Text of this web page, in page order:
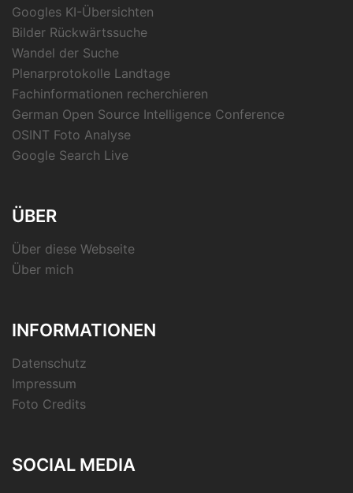
Googles KI-Übersichten
Bilder Rückwärtssuche
Wandel der Suche
Plenarprotokolle Landtage
Fachinformationen recherchieren
German Open Source Intelligence Conference
OSINT Foto Analyse
Google Search Live
ÜBER
Über diese Webseite
Über mich
INFORMATIONEN
Datenschutz
Impressum
Foto Credits
SOCIAL MEDIA